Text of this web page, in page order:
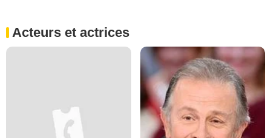
Acteurs et actrices